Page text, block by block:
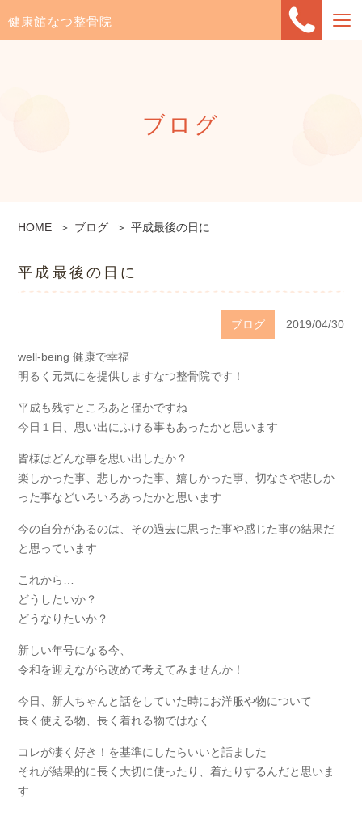
健康館なつ整骨院
ブログ
HOME ブログ 平成最後の日に
平成最後の日に
ブログ 2019/04/30
well-being 健康で幸福
明るく元気にを提供しますなつ整骨院です！
平成も残すところあと僅かですね
今日１日、思い出にふける事もあったかと思います
皆様はどんな事を思い出したか？
楽しかった事、悲しかった事、嬉しかった事、切なさや悲しか
った事などいろいろあったかと思います
今の自分があるのは、その過去に思った事や感じた事の結果だ
と思っています
これから…
どうしたいか？
どうなりたいか？
新しい年号になる今、
令和を迎えながら改めて考えてみませんか！
今日、新人ちゃんと話をしていた時にお洋服や物について
長く使える物、長く着れる物ではなく
コレが凄く好き！を基準にしたらいいと話ました
それが結果的に長く大切に使ったり、着たりするんだと思いま
す